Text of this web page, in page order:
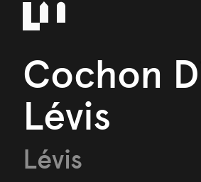
Cochon
Lévis
Lévis